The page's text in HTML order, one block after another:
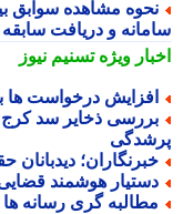
مشاهده سوابق
و دریافت سابقه
ویژهتسنیم نیوز
درخواست ها
دیدبانان
هوشمند قضایی
گری رسانه ها